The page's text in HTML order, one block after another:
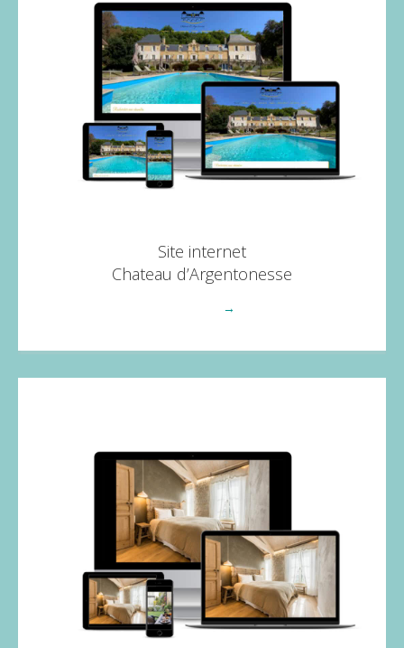
Site internet
Chateau d’Argentonesse
→